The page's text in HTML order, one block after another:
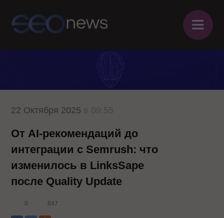
≡
22 Октября 2025
От AI-рекомендаций до
интеграции с Semrush: что
изменилось в LinksSape
после Quality Update
0 847